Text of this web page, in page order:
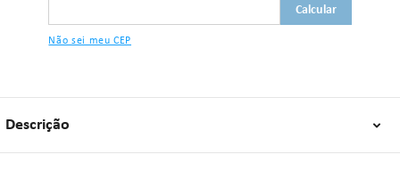
"Se algum dos itens acima estiver danificado ou faltando, por favor nos
contate."Não sei meu CEP
Descrição